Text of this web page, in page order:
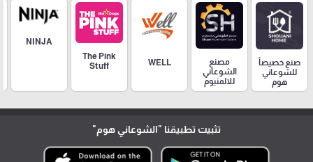
صنع خصيصاً
للشوعاني
هوم
مصنع
الشوعاني
للالمنيوم
WELL
The Pink
Stuff
NINJA
تثبيت تطبيقنا "الشوعاني هوم"